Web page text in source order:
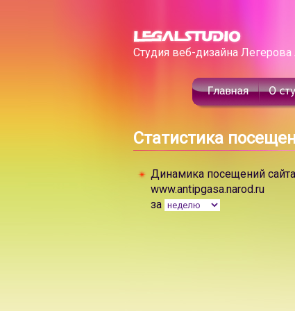
Студия веб-дизайна
Статистика
Динамика посещений сайта
www.antipgasa.narod.ru
за